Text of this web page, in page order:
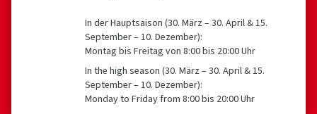
In der Hauptsaison (30. März – 30. April & 15.
September – 10. Dezember):
Montag bis Freitag von 8:00 bis 20:00 Uhr
In the high season (30. März – 30. April & 15.
September – 10. Dezember):
Monday to Friday from 8:00 bis 20:00 Uhr